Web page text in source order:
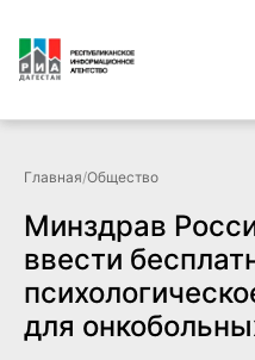
Главная/Общество
Минздрав
ввести
для